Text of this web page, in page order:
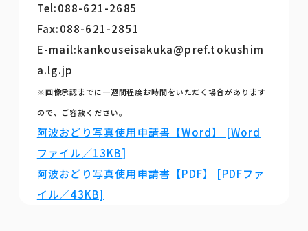
Tel:088-621-2685
Fax:088-621-2851
E-mail:kankouseisakuka@pref.tokushim
a.lg.jp
※画像承認までに一週間程度お時間をいただく場合があります
ので、ご容赦ください。
阿波おどり写真使用申請書【Word】 [Word
ファイル／13KB]
阿波おどり写真使用申請書【PDF】 [PDFファ
イル／43KB]